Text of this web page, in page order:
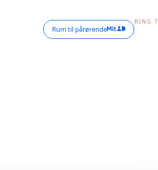
Rum til pårørende
RING